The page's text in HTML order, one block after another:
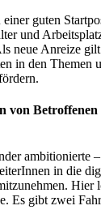
guten
und
neue Anreize
in den Themen
von
ambitionierte
in die
Es gibt zwei